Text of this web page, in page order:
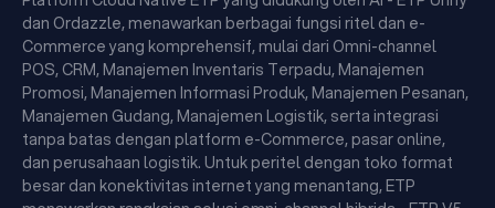
dan Ordazzle, menawarkan berbagai fungsi ritel dan e-
Commerce yang komprehensif, mulai dari Omni-channel
POS, CRM, Manajemen Inventaris Terpadu, Manajemen
Promosi, Manajemen Informasi Produk, Manajemen Pesanan,
Manajemen Gudang, Manajemen Logistik, serta integrasi
tanpa batas dengan platform e-Commerce, pasar online,
dan perusahaan logistik. Untuk peritel dengan toko format
besar dan konektivitas internet yang menantang, ETP